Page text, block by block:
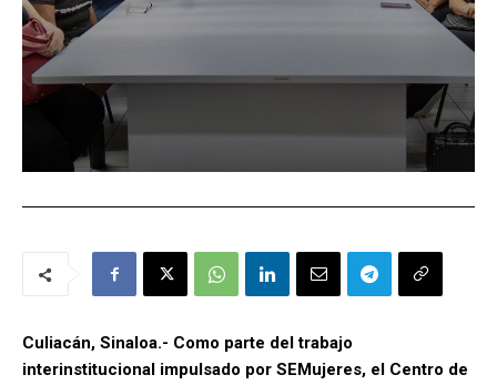
Culiacán, Sinaloa.- Como parte del trabajo
interinstitucional impulsado por SEMujeres, el Centro de